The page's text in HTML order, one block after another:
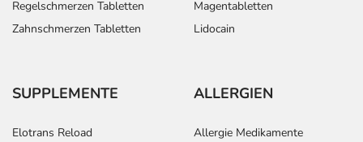
Regelschmerzen Tabletten
Zahnschmerzen Tabletten
Magentabletten
Lidocain
SUPPLEMENTE
Elotrans Reload
ALLERGIEN
Allergie Medikamente